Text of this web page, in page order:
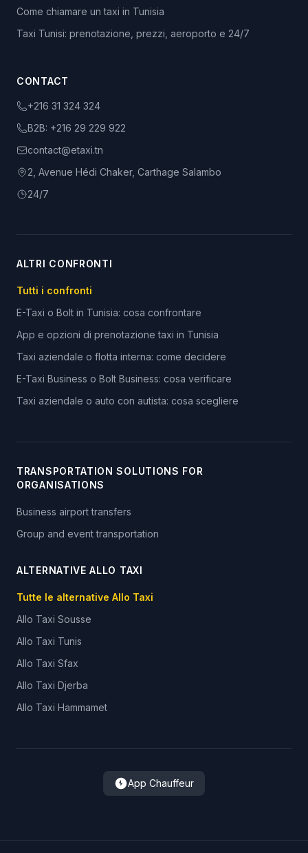
Come chiamare un taxi in Tunisia
Taxi Tunisi: prenotazione, prezzi, aeroporto e 24/7
CONTACT
+216 31 324 324
B2B: +216 29 229 922
contact@etaxi.tn
2, Avenue Hédi Chaker, Carthage Salambo
24/7
ALTRI CONFRONTI
Tutti i confronti
E-Taxi o Bolt in Tunisia: cosa confrontare
App e opzioni di prenotazione taxi in Tunisia
Taxi aziendale o flotta interna: come decidere
E-Taxi Business o Bolt Business: cosa verificare
Taxi aziendale o auto con autista: cosa scegliere
TRANSPORTATION SOLUTIONS FOR
ORGANISATIONS
Business airport transfers
Group and event transportation
ALTERNATIVE ALLO TAXI
Tutte le alternative Allo Taxi
Allo Taxi Sousse
Allo Taxi Tunis
Allo Taxi Sfax
Allo Taxi Djerba
Allo Taxi Hammamet
App Chauffeur